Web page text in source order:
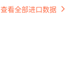
查看全部进口数据